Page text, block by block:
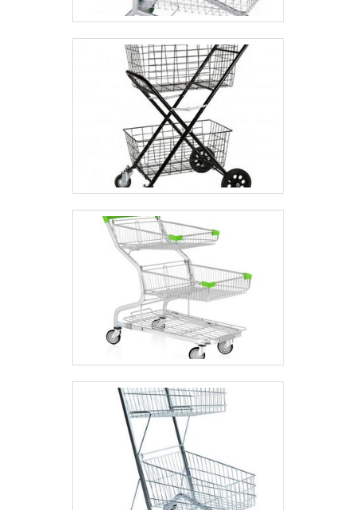
excelente custo-benefício. Para uma maior
satisfação dos clientes, a empresa busca investir
nos melhores profissionais do mercado e em
instalações modernas, garantindo assim a sua
confiança e boa cotação no mercado. A Bento
Carrinhos é uma empresa que tem despontado no
segmento pela seriedade e qualidade, que
comprovam sua essência de trazer o melhor aos
clientes no mercado. Saiba mais detalhes
solicitando um orçamento! .